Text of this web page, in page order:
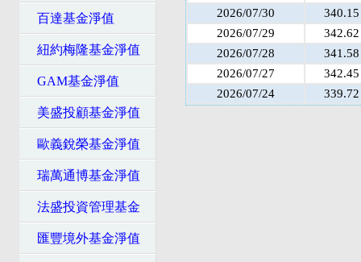
百達基金淨值
紐約梅隆基金淨值
GAM基金淨值
美盛投顧基金淨值
歐義銳榮基金淨值
瑞萬通博基金淨值
法盛投資管理基金
匯豐境外基金淨值
2026/07/30
340.15
2026/07/29
342.62
2026/07/28
341.58
2026/07/27
342.45
2026/07/24
339.72